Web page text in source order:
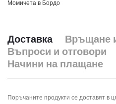
Момичета в Бордо
Доставка
Връщане
Въпроси и отговори
Начини на плащане
Поръчаните продукти се доставят в